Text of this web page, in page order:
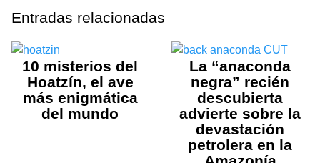
Entradas relacionadas
10 misterios del
Hoatzín, el ave
más enigmática
del mundo
La “anaconda
negra” recién
descubierta
advierte sobre la
devastación
petrolera en la